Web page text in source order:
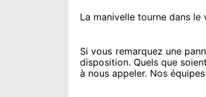
La manivelle tourne dans
Si vous remarquez une
disposition. Quels que
à nous appeler. Nos équipes